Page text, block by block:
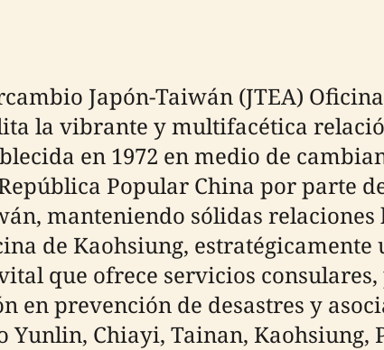
Japón-Taiwán (JTEA)
la vibrante y multifacética
en 1972 en medio de
Popular China por parte
manteniendo sólidas
de Kaohsiung,
que ofrece servicios
en prevención de desastres y
Yunlin, Chiayi, Tainan, Kaohsiung,